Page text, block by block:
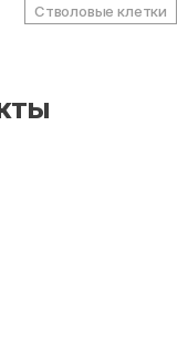
Стволовые клетки